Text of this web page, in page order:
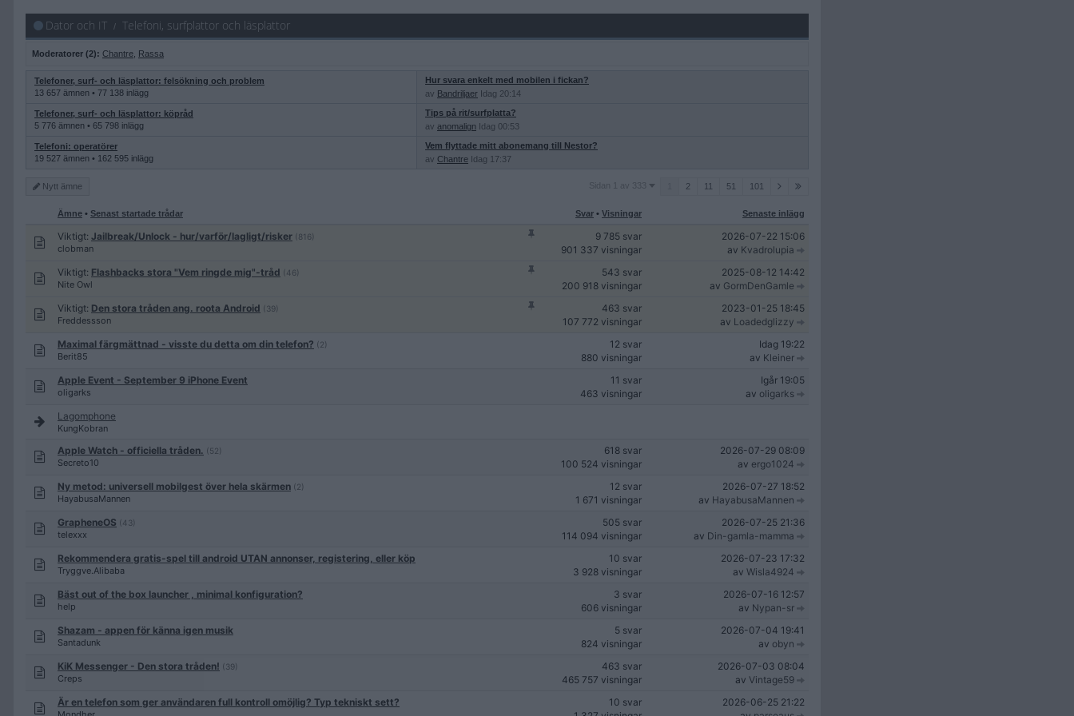
Dator och IT Telefoni, surfplattor och läsplattor
Moderatorer (2): Chantre Rassa
Telefoner, surf- och läsplattor: felsökning och problem
13 657 ämnen • 77 138 inlägg
Hur svara enkelt med mobilen i fickan?
av Bandriljaer Idag 20:14
Telefoner, surf- och läsplattor: köpråd
5 776 ämnen • 65 798 inlägg
Tips på rit/surfplatta?
av anomalign Idag 00:53
Telefoni: operatörer
19 527 ämnen • 162 595 inlägg
Vem flyttade mitt abonemang till Nestor?
av Chantre Idag 17:37
Nytt ämne
Sidan
333
Sidan 1 av 333 2 11 51 101
Ämne • Senast startade trådar Svar • Visningar Senaste inlägg
Viktigt: Jailbreak/Unlock - hur/varför/lagligt/risker (816)
clobman
9 785 svar
901 337 visningar
2026-07-22 15:06
av Kvadrolupia
Viktigt: Flashbacks stora "Vem ringde mig"-tråd (46)
Nite Owl
543 svar
200 918 visningar
2025-08-12 14:42
av GormDenGamle
Viktigt: Den stora tråden ang. roota Android (39)
Freddessson
463 svar
107 772 visningar
2023-01-25 18:45
av Loadedglizzy
Maximal färgmättnad - visste du detta om din telefon? (2)
Berit85
12 svar
880 visningar
Idag 19:22
av Kleiner
Apple Event - September 9 iPhone Event
oligarks
11 svar
463 visningar
Igår 19:05
av oligarks
Lagomphone
KungKobran
Apple Watch - officiella tråden. (52)
Secreto10
618 svar
100 524 visningar
2026-07-29 08:09
av ergo1024
Ny metod: universell mobilgest över hela skärmen (2)
HayabusaMannen
12 svar
1 671 visningar
2026-07-27 18:52
av HayabusaMannen
GrapheneOS (43)
telexxx
505 svar
114 094 visningar
2026-07-25 21:36
av Din-gamla-mamma
Rekommendera gratis-spel till android UTAN annonser, registering, eller köp
Tryggve.Alibaba
10 svar
3 928 visningar
2026-07-23 17:32
av Wisla4924
Bäst out of the box launcher , minimal konfiguration?
help
3 svar
606 visningar
2026-07-16 12:57
av Nypan-sr
Shazam - appen för känna igen musik
Santadunk
5 svar
824 visningar
2026-07-04 19:41
av obyn
KiK Messenger - Den stora tråden! (39)
Creps
463 svar
465 757 visningar
2026-07-03 08:04
av Vintage59
Är en telefon som ger användaren full kontroll omöjlig? Typ tekniskt sett?
10 svar
2026-06-25 21:22